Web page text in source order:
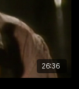
26:36